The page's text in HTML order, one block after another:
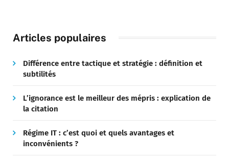
Articles populaires
Différence entre tactique et stratégie : définition et
subtilités
L’ignorance est le meilleur des mépris : explication de
la citation
Régime IT : c’est quoi et quels avantages et
inconvénients ?